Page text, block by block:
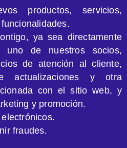
productos, servicios,
ya sea directamente
de nuestros socios,
de atención al cliente,
actualizaciones y otra
con el sitio web, y
y promoción.
fraudes.